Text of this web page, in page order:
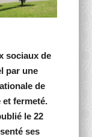
sociaux de
par une
de
et fermeté.
le 22
ses